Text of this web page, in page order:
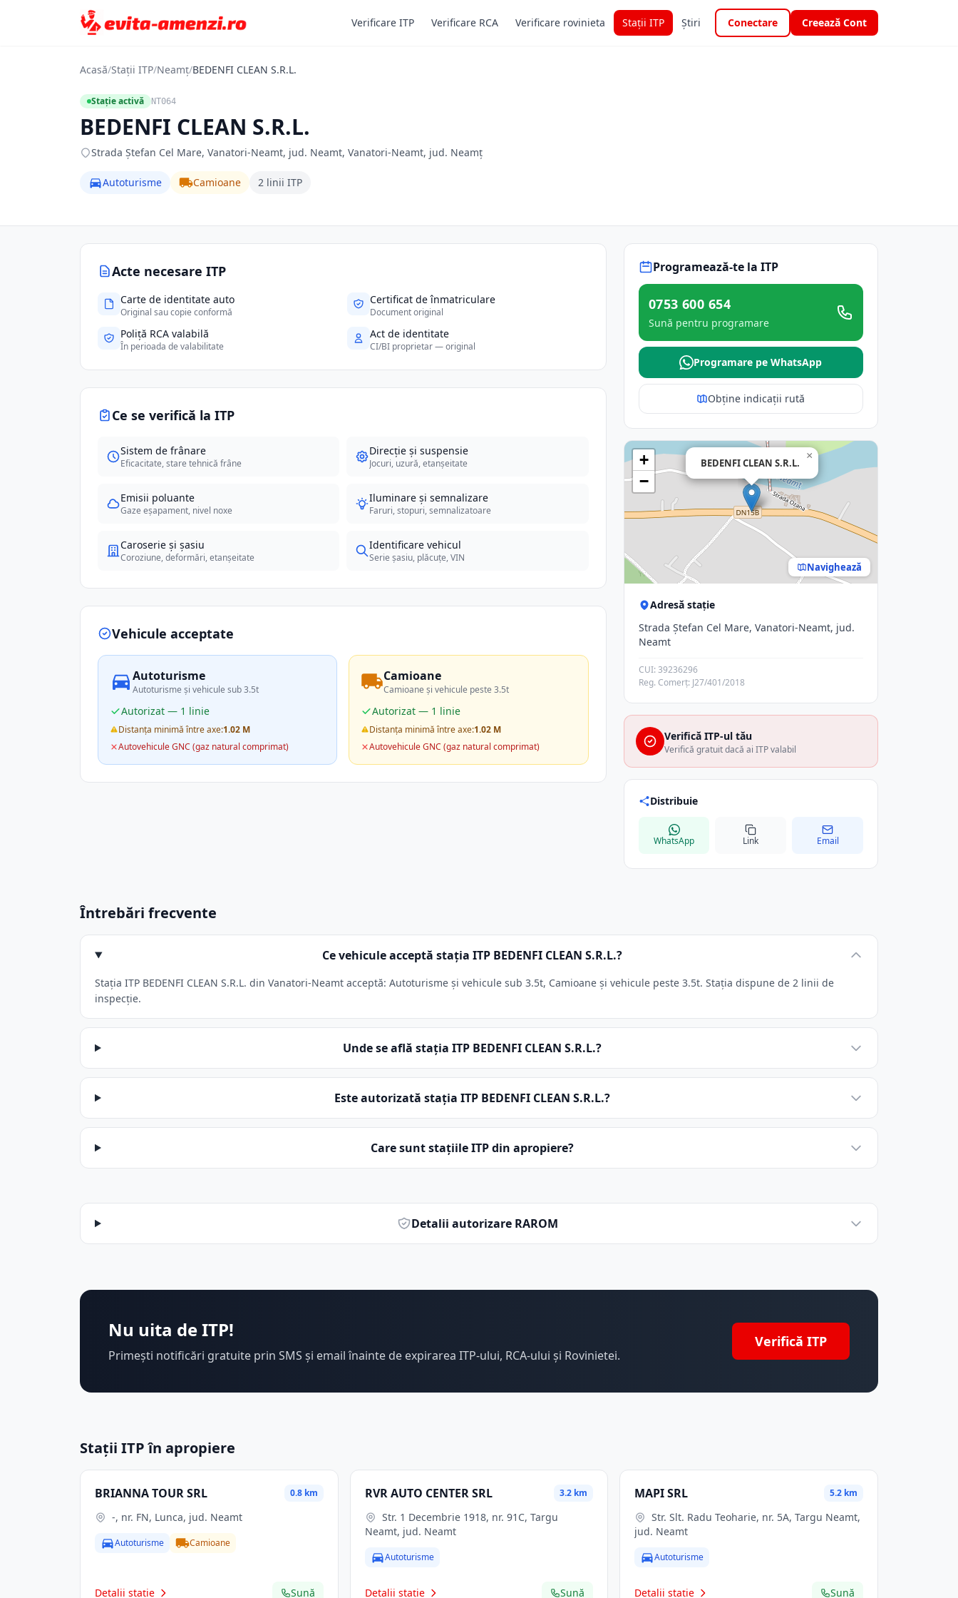
Verificare ITP Verificare RCA Verificare rovinieta Stații ITP Știri Conectare Creează Cont
Acasă/Stații ITP/Neamț/BEDENFI CLEAN S.R.L.
Stație activă NT064
BEDENFI CLEAN S.R.L.
Strada Ștefan Cel Mare, Vanatori-Neamt, jud. Neamt, Vanatori-Neamt, jud. Neamț
Autoturisme Camioane 2 linii ITP
Acte necesare ITP
Carte de identitate auto
Original sau copie conformă
Certificat de înmatriculare
Document original
Poliță RCA valabilă
În perioada de valabilitate
Act de identitate
CI/BI proprietar — original
Ce se verifică la ITP
Sistem de frânare
Eficacitate, stare tehnică frâne
Direcție și suspensie
Jocuri, uzură, etanșeitate
Emisii poluante
Gaze eșapament, nivel noxe
Iluminare și semnalizare
Faruri, stopuri, semnalizatoare
Caroserie și șasiu
Coroziune, deformări, etanșeitate
Identificare vehicul
Serie șasiu, plăcuțe, VIN
Vehicule acceptate
Autoturisme
Autoturisme și vehicule sub 3.5t
Autorizat — 1 linie
Distanța minimă între axe:1.02 M
Autovehicule GNC (gaz natural comprimat)
Camioane
Camioane și vehicule peste 3.5t
Autorizat — 1 linie
Distanța minimă între axe:1.02 M
Autovehicule GNC (gaz natural comprimat)
Programează-te la ITP
0753 600 654
Sună pentru programare
Programare pe WhatsApp
Obține indicații rută
BEDENFI CLEAN S.R.L.
×
+
−
Navighează
Adresă stație
Strada Ștefan Cel Mare, Vanatori-Neamt, jud.
Neamt
CUI: 39236296
Reg. Comerț: J27/401/2018
Verifică ITP-ul tău
Verifică gratuit dacă ai ITP valabil
Distribuie
WhatsApp Link Email
Întrebări frecvente
Ce vehicule acceptă stația ITP BEDENFI CLEAN S.R.L.?
Stația ITP BEDENFI CLEAN S.R.L. din Vanatori-Neamt acceptă: Autoturisme și vehicule sub 3.5t, Camioane și vehicule peste 3.5t. Stația dispune de 2 linii de
inspecție.
Unde se află stația ITP BEDENFI CLEAN S.R.L.?
Este autorizată stația ITP BEDENFI CLEAN S.R.L.?
Care sunt stațiile ITP din apropiere?
Detalii autorizare RAROM
Nu uita de ITP!
Primești notificări gratuite prin SMS și email înainte de expirarea ITP-ului, RCA-ului și Rovinietei.
Verifică ITP
Stații ITP în apropiere
BRIANNA TOUR SRL 0.8 km
-, nr. FN, Lunca, jud. Neamt
Autoturisme Camioane
Detalii stație Sună
RVR AUTO CENTER SRL 3.2 km
Neamt, jud. Neamt
Autoturisme
Detalii stație Sună
MAPI SRL 5.2 km
Str. Slt. Radu Teoharie, nr. 5A, Targu Neamt,
jud. Neamt
Autoturisme
Detalii stație Sună